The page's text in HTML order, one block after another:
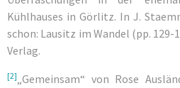
Kühlhauses in Görlitz. In J.
schon: Lausitz im Wandel (pp.
Verlag.
[2] „Gemeinsam“ von Rose